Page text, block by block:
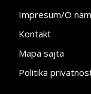
Impresum/O
Kontakt
Mapa sajta
Politika